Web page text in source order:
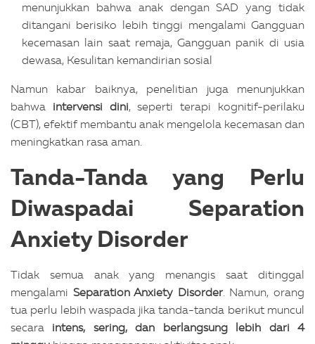
menunjukkan bahwa anak dengan SAD yang tidak
ditangani berisiko lebih tinggi mengalami Gangguan
kecemasan lain saat remaja, Gangguan panik di usia
dewasa, Kesulitan kemandirian sosial
Namun kabar baiknya, penelitian juga menunjukkan
bahwa intervensi dini, seperti terapi kognitif-perilaku
(CBT), efektif membantu anak mengelola kecemasan dan
meningkatkan rasa aman.
Tanda-Tanda yang Perlu
Diwaspadai Separation
Anxiety Disorder
Tidak semua anak yang menangis saat ditinggal
mengalami Separation Anxiety Disorder. Namun, orang
tua perlu lebih waspada jika tanda-tanda berikut muncul
secara intens, sering, dan berlangsung lebih dari 4